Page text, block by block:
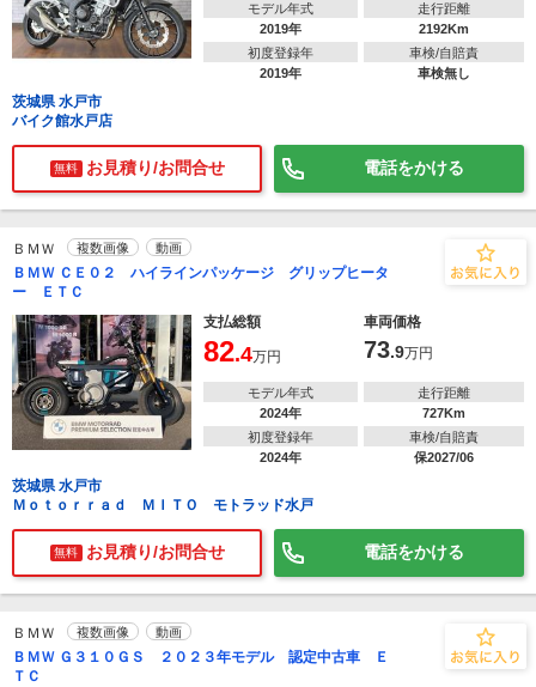
モデル年式
2019年
走行距離
2192Km
初度登録年
2019年
車検/自賠責
車検無し
茨城県 水戸市
バイク館水戸店
無料 お見積り/お問合せ 電話をかける
ＢＭＷ 複数画像 動画
ＢＭＷ ＣＥ０２ ハイラインパッケージ グリップヒータ
ー ＥＴＣ
支払総額
車両価格
82.4万円 73.9万円
モデル年式
2024年
走行距離
727Km
初度登録年
2024年
車検/自賠責
保2027/06
茨城県 水戸市
Ｍｏｔｏｒｒａｄ ＭＩＴＯ モトラッド水戸
無料 お見積り/お問合せ 電話をかける
ＢＭＷ 複数画像 動画
ＢＭＷ Ｇ３１０ＧＳ ２０２３年モデル 認定中古車 Ｅ
ＴＣ